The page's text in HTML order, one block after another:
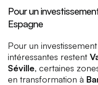
Pour un
Espagne
Pour un
intéressantes restent
Séville, certaines
en transformation à